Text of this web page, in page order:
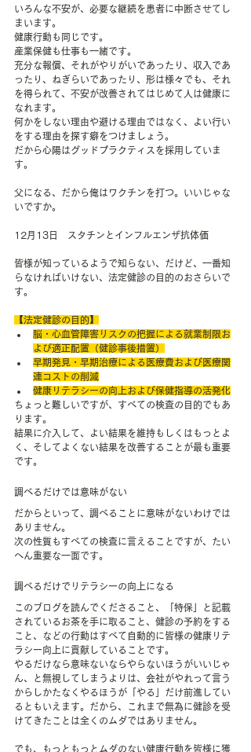
いろんな不安が、必要な継続を患者に中断させてし
まいます。
健康行動も同じです。
産業保健も仕事も一緒です。
充分な報償、それがやりがいであったり、収入であ
ったり、ねぎらいであったり、形は様々でも、それ
を得られて、不安が改善されてはじめて人は健康に
なれます。
何かをしない理由や避ける理由ではなく、よい行い
をする理由を探す癖をつけましょう。
だから心陽はグッドプラクティスを採用していま
す。
父になる、だから俺はワクチンを打つ。いいじゃな
いですか。
12月13日　スタチンとインフルエンザ抗体価
皆様が知っているようで知らない、だけど、一番知
らなければいけない、法定健診の目的のおさらいで
す。
【法定健診の目的】
脳・心血管障害リスクの把握による就業制限お
よび適正配置（健診事後措置）
早期発見・早期治療による医療費および医療関
連コストの削減
健康リテラシーの向上および保健指導の活発化
ちょっと難しいですが、すべての検査の目的でもあ
ります。
結果に介入して、よい結果を維持もしくはもっとよ
く、そしてよくない結果を改善することが最も重要
です。
調べるだけでは意味がない
だからといって、調べることに意味がないわけでは
ありません。
次の性質もすべての検査に言えることですが、たい
へん重要な一面です。
調べるだけでリテラシーの向上になる
このブログを読んでくださること、「特保」と記載
されているお茶を手に取ること、健診の予約をする
こと、などの行動はすべて自動的に皆様の健康リテ
ラシー向上に貢献していることです。
やるだけなら意味ないならやらないほうがいいじゃ
ん、と無視してしまうよりは、会社がやれって言う
からしかたなくやるほうが「やる」だけ前進してい
るともいえます。だから、これまで無為に健診を受
けてきたことは全くのムダではありません。
でも、もっともっとムダのない健康行動を皆様に獲